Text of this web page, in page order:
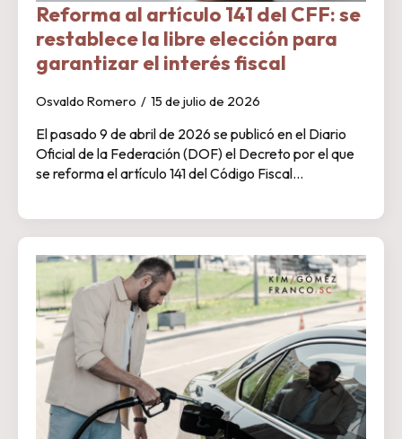
Reforma al artículo 141 del CFF: se
restablece la libre elección para
garantizar el interés fiscal
Osvaldo Romero 15 de julio de 2026
El pasado 9 de abril de 2026 se publicó en el Diario
Oficial de la Federación (DOF) el Decreto por el que
se reforma el artículo 141 del Código Fiscal…